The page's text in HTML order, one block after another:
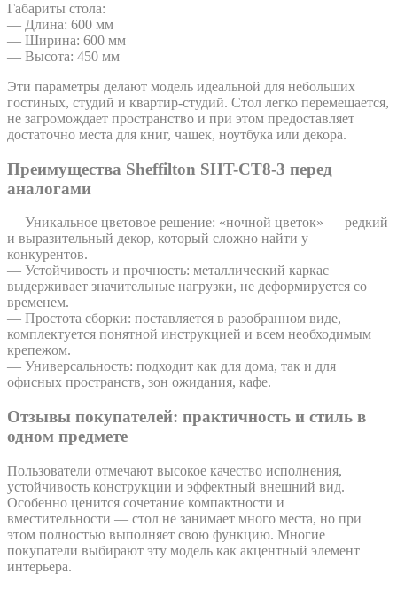
Габариты стола:
— Длина: 600 мм
— Ширина: 600 мм
— Высота: 450 мм
Эти параметры делают модель идеальной для небольших
гостиных, студий и квартир-студий. Стол легко перемещается,
не загромождает пространство и при этом предоставляет
достаточно места для книг, чашек, ноутбука или декора.
Преимущества Sheffilton SHT-CT8-3 перед
аналогами
— Уникальное цветовое решение: «ночной цветок» — редкий
и выразительный декор, который сложно найти у
конкурентов.
— Устойчивость и прочность: металлический каркас
выдерживает значительные нагрузки, не деформируется со
временем.
— Простота сборки: поставляется в разобранном виде,
комплектуется понятной инструкцией и всем необходимым
крепежом.
— Универсальность: подходит как для дома, так и для
офисных пространств, зон ожидания, кафе.
Отзывы покупателей: практичность и стиль в
одном предмете
Пользователи отмечают высокое качество исполнения,
устойчивость конструкции и эффектный внешний вид.
Особенно ценится сочетание компактности и
вместительности — стол не занимает много места, но при
этом полностью выполняет свою функцию. Многие
покупатели выбирают эту модель как акцентный элемент
интерьера.